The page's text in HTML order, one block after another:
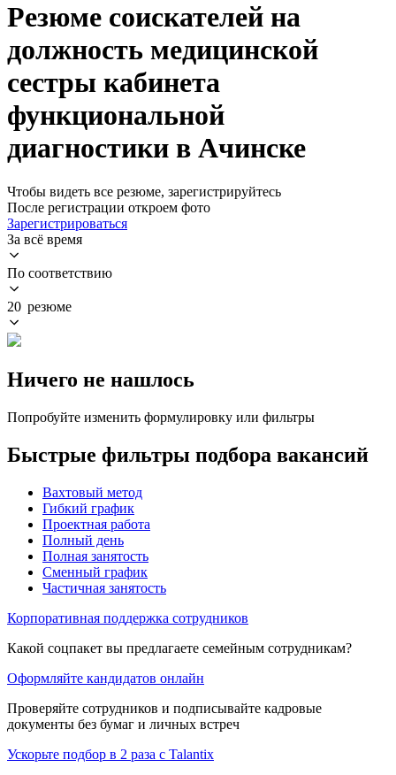
Резюме соискателей на
должность медицинской
сестры кабинета
функциональной
диагностики в Ачинске
Чтобы видеть все резюме, зарегистрируйтесь
После регистрации откроем фото
Зарегистрироваться
За всё время
По соответствию
20 резюме
Ничего не нашлось
Попробуйте изменить формулировку или фильтры
Быстрые фильтры подбора вакансий
Вахтовый метод
Гибкий график
Проектная работа
Полный день
Полная занятость
Сменный график
Частичная занятость
Корпоративная поддержка сотрудников
Какой соцпакет вы предлагаете семейным сотрудникам?
Оформляйте кандидатов онлайн
Проверяйте сотрудников и подписывайте кадровые
документы без бумаг и личных встреч
Ускорьте подбор в 2 раза с Talantix